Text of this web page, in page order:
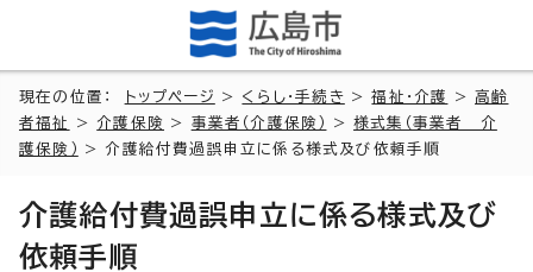
現在の位置： トップページ > くらし・手続き >福祉・介護 >高齢
者福祉
> 介護保険 > 事業者（介護保険） >様式集（事業者 介
護保険）
> 介護給付費過誤申立に係る様式及び依頼手順
介護給付費過誤申立に係る様式及び
依頼手順